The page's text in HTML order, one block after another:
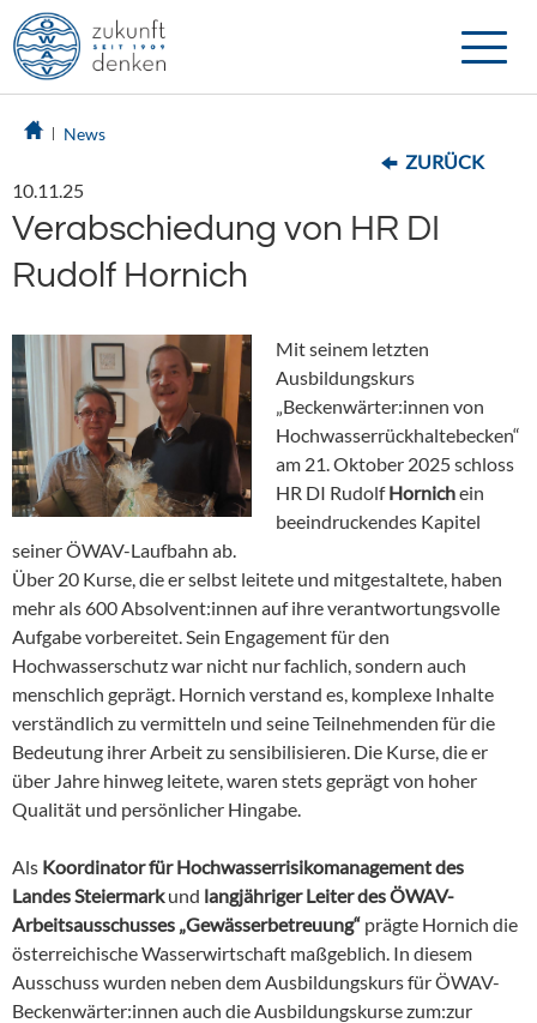
Toggle
News
ZURÜCK
10.11.25
Verabschiedung von HR DI
Rudolf Hornich
Mit seinem letzten
Ausbildungskurs
„Beckenwärter:innen von
Hochwasserrückhaltebecken“
am 21. Oktober 2025 schloss
HR DI RudolfHornichein
beeindruckendes Kapitel
seiner ÖWAV-Laufbahn ab.
Über 20 Kurse, die er selbst leitete und mitgestaltete, haben
mehr als 600 Absolvent:innen auf ihre verantwortungsvolle
Aufgabe vorbereitet. Sein Engagement für den
Hochwasserschutz war nicht nur fachlich, sondern auch
menschlich geprägt. Hornich verstand es, komplexe Inhalte
verständlich zu vermitteln und seine Teilnehmenden für die
Bedeutung ihrer Arbeit zu sensibilisieren. Die Kurse, die er
über Jahre hinweg leitete, waren stets geprägt von hoher
Qualität und persönlicher Hingabe.
Als Koordinator für Hochwasserrisikomanagement des
Landes Steiermarkund langjähriger Leiter des ÖWAV-
Arbeitsausschusses „Gewässerbetreuung“ prägte Hornich die
österreichische Wasserwirtschaft maßgeblich. In diesem
Ausschuss wurden neben dem Ausbildungskurs für ÖWAV-
Beckenwärter:innen auch die Ausbildungskurse zum:zur